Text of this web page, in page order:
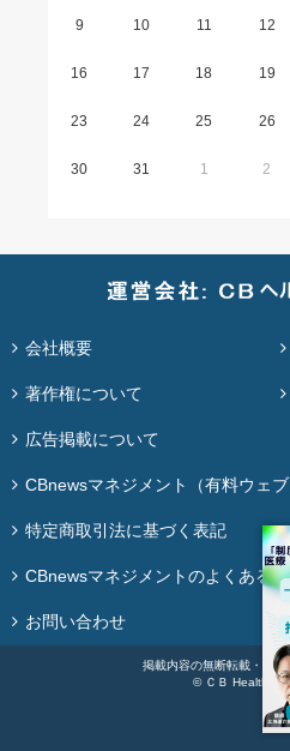
9 10 11 12
16 17 18 19
23 24 25 26
30 31 1 2
会社概要
著作権について
広告掲載について
CBnewsマネジメント（有料ウェ
特定商取引法に基づく表記
CBnewsマネジメントのよくある
お問い合わせ
掲載内容の無断転載・再
© ＣＢ